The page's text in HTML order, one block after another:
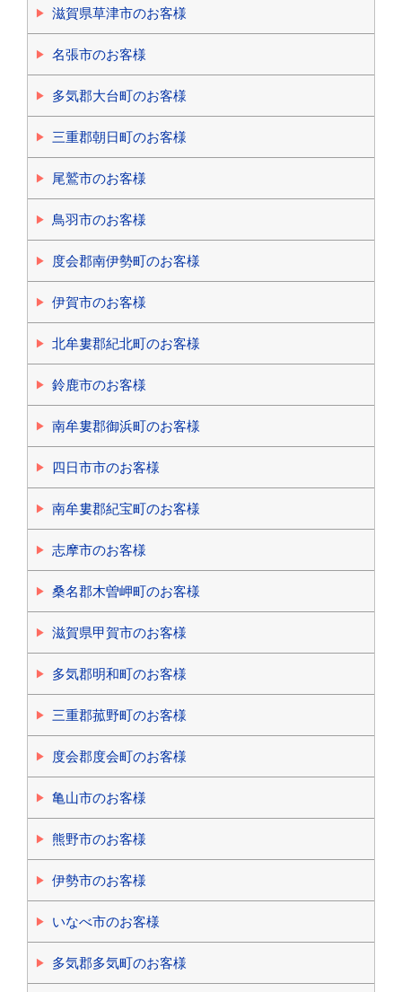
滋賀県草津市のお客様
名張市のお客様
多気郡大台町のお客様
三重郡朝日町のお客様
尾鷲市のお客様
鳥羽市のお客様
度会郡南伊勢町のお客様
伊賀市のお客様
北牟婁郡紀北町のお客様
鈴鹿市のお客様
南牟婁郡御浜町のお客様
四日市市のお客様
南牟婁郡紀宝町のお客様
志摩市のお客様
桑名郡木曽岬町のお客様
滋賀県甲賀市のお客様
多気郡明和町のお客様
三重郡菰野町のお客様
度会郡度会町のお客様
亀山市のお客様
熊野市のお客様
伊勢市のお客様
いなべ市のお客様
多気郡多気町のお客様